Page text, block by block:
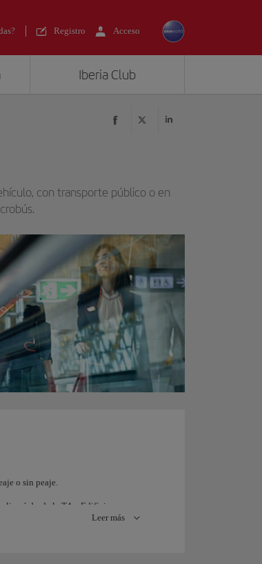
Registro Acceso
Iberia Club
con transporte público o en
o sin peaje.
desde la T4 o Edificio
Leer más